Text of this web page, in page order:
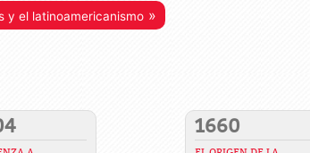
y el latinoamericanismo »
1660